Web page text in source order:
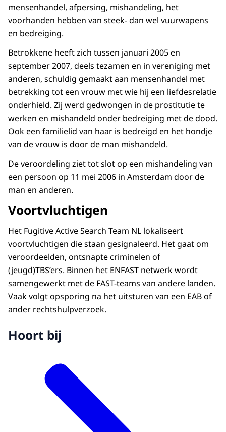
mensenhandel, afpersing, mishandeling, het
voorhanden hebben van steek- dan wel vuurwapens
en bedreiging.
Betrokkene heeft zich tussen januari 2005 en
september 2007, deels tezamen en in vereniging met
anderen, schuldig gemaakt aan mensenhandel met
betrekking tot een vrouw met wie hij een liefdesrelatie
onderhield. Zij werd gedwongen in de prostitutie te
werken en mishandeld onder bedreiging met de dood.
Ook een familielid van haar is bedreigd en het hondje
van de vrouw is door de man mishandeld.
De veroordeling ziet tot slot op een mishandeling van
een persoon op 11 mei 2006 in Amsterdam door de
man en anderen.
Voortvluchtigen
Het Fugitive Active Search Team NL lokaliseert
voortvluchtigen die staan gesignaleerd. Het gaat om
veroordeelden, ontsnapte criminelen of
(jeugd)TBS’ers. Binnen het ENFAST netwerk wordt
samengewerkt met de FAST-teams van andere landen.
Vaak volgt opsporing na het uitsturen van een EAB of
ander rechtshulpverzoek.
Hoort bij